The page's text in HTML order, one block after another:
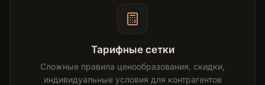
Тарифные сетки
Сложные правила ценообразования, скидки,
индивидуальные условия для контрагентов